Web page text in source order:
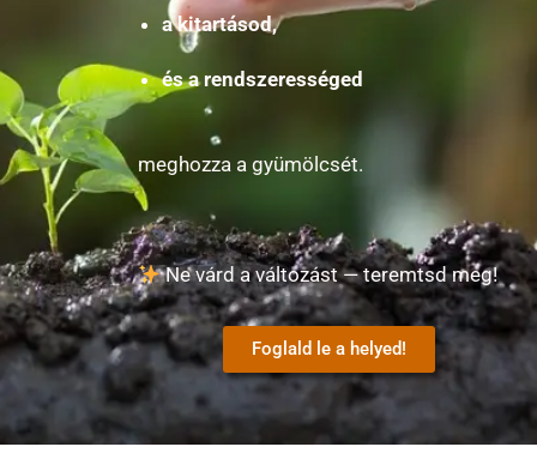
a kitartásod,
és a rendszerességed
meghozza a gyümölcsét.
Ne várd a változást — teremtsd meg!
Foglald le a helyed!